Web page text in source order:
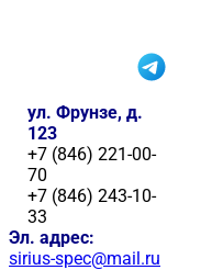
ул. Фрунзе, д.
123
+7 (846) 221-00-
70
+7 (846) 243-10-
33
Эл. адрес:
sirius-spec@mail.ru